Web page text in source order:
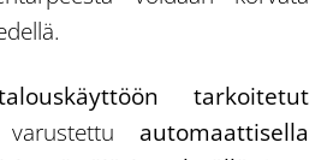
tarkoitetut
automaattisella